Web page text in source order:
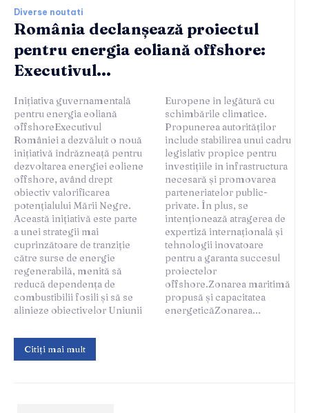
Diverse noutati
România declanșează proiectul
pentru energia eoliană offshore:
Executivul...
Inițiativa guvernamentală
pentru energia eoliană
offshoreExecutivul
României a dezvăluit o nouă
inițiativă îndrăzneață pentru
dezvoltarea energiei eoliene
offshore, având drept
obiectiv valorificarea
potențialului Mării Negre.
Această inițiativă este parte
a unei strategii mai
cuprinzătoare de tranziție
către surse de energie
regenerabilă, menită să
reducă dependența de
combustibilii fosili și să se
alinieze obiectivelor Uniunii
Europene în legătură cu
schimbările climatice.
Propunerea autorităților
include stabilirea unui cadru
legislativ propice pentru
investițiile în infrastructura
necesară și promovarea
parteneriatelor public-
private. În plus, se
intenționează atragerea de
expertiză internațională și
tehnologii inovatoare
pentru a garanta succesul
proiectelor
offshore.Zonarea maritimă
propusă și capacitatea
energeticăZonarea...
Citiți mai mult